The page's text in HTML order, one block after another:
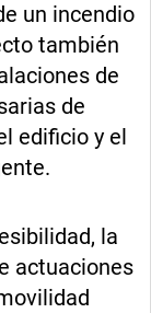
un incendio
también
de
de
edificio y el
la
actuaciones